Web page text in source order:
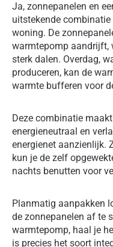
Ja, zonnepanelen en
uitstekende
woning. De
warmtepomp aandrijft,
sterk dalen. Overdag,
produceren, kan de
warmte bufferen voor
Deze combinatie
energieneutraal en
energienet aanzienlijk.
kun je de zelf
nachts benutten voor
Planmatig aanpakken
de zonnepanelen af te
warmtepomp, haal je
is precies het soort